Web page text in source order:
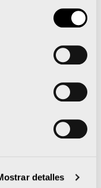
detalles
al Cole en 21
Valencia y